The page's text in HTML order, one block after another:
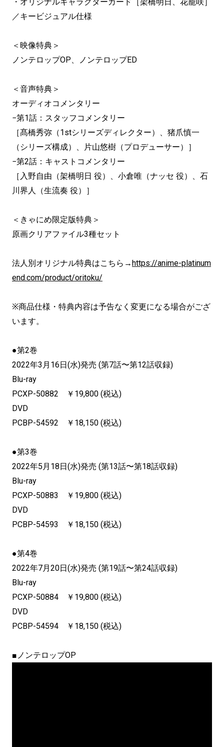
・オリジナルキャラクターカード［架橋明日、花籠咲］
／キービジュアル仕様
＜映像特典＞
ノンテロップOP、ノンテロップED
＜音声特典＞
オーディオコメンタリー
−第1話：スタッフコメンタリー
［髙橋秀弥（1stシリーズディレクター）、猪爪慎一
（シリーズ構成）、片山悠樹（プロデューサー）］
−第2話：キャストコメンタリー
［入野自由（架橋明日 役）、小倉唯（ナッセ 役）、石
川界人（生流奏 役）］
＜きゃにめ限定版特典＞
原画クリアファイル3種セット
法人別オリジナル特典はこちら→ https://anime-platinum
end.com/product/oritoku/
※商品仕様・特典内容は予告なく変更になる場合がござ
います。
●第2巻
2022年3月16日(水)発売 (第7話〜第12話収録)
Blu-ray
PCXP-50882 ￥19,800 (税込)
DVD
PCBP-54592 ￥18,150 (税込)
●第3巻
2022年5月18日(水)発売 (第13話〜第18話収録)
Blu-ray
PCXP-50883 ￥19,800 (税込)
DVD
PCBP-54593 ￥18,150 (税込)
●第4巻
2022年7月20日(水)発売 (第19話〜第24話収録)
Blu-ray
PCXP-50884 ￥19,800 (税込)
DVD
PCBP-54594 ￥18,150 (税込)
■ノンテロップOP